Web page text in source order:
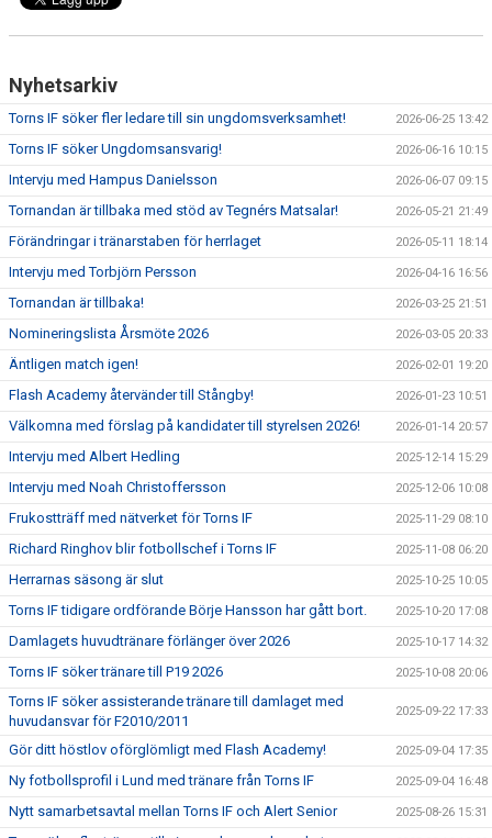
Nyhetsarkiv
Torns IF söker fler ledare till sin ungdomsverksamhet! 2026-06-25 13:42
Torns IF söker Ungdomsansvarig! 2026-06-16 10:15
Intervju med Hampus Danielsson 2026-06-07 09:15
Tornandan är tillbaka med stöd av Tegnérs Matsalar! 2026-05-21 21:49
Förändringar i tränarstaben för herrlaget 2026-05-11 18:14
Intervju med Torbjörn Persson 2026-04-16 16:56
Tornandan är tillbaka! 2026-03-25 21:51
Nomineringslista Årsmöte 2026 2026-03-05 20:33
Äntligen match igen! 2026-02-01 19:20
Flash Academy återvänder till Stångby! 2026-01-23 10:51
Välkomna med förslag på kandidater till styrelsen 2026! 2026-01-14 20:57
Intervju med Albert Hedling 2025-12-14 15:29
Intervju med Noah Christoffersson 2025-12-06 10:08
Frukostträff med nätverket för Torns IF 2025-11-29 08:10
Richard Ringhov blir fotbollschef i Torns IF 2025-11-08 06:20
Herrarnas säsong är slut 2025-10-25 10:05
Torns IF tidigare ordförande Börje Hansson har gått bort. 2025-10-20 17:08
Damlagets huvudtränare förlänger över 2026 2025-10-17 14:32
Torns IF söker tränare till P19 2026 2025-10-08 20:06
Torns IF söker assisterande tränare till damlaget med
huvudansvar för F2010/2011
2025-09-22 17:33
Gör ditt höstlov oförglömligt med Flash Academy! 2025-09-04 17:35
Ny fotbollsprofil i Lund med tränare från Torns IF 2025-09-04 16:48
Nytt samarbetsavtal mellan Torns IF och Alert Senior 2025-08-26 15:31